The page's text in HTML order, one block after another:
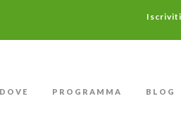
DOVE PROGRAMMA BLOG